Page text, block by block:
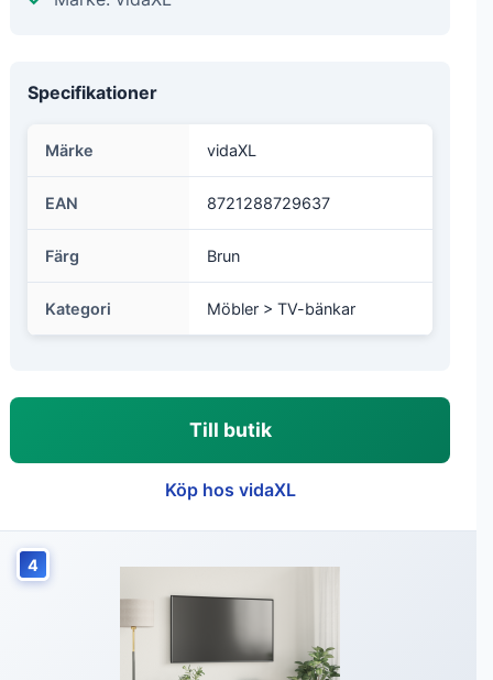
Specifikationer
Märke vidaXL
EAN 8721288729637
Färg Brun
Kategori Möbler > TV-bänkar
Till butik
Köp hos vidaXL
4